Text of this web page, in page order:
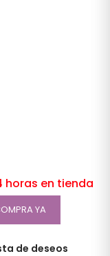
horas en tienda
YA
de deseos